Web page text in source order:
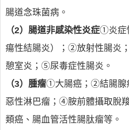
腸道念珠菌病。
（2）腸道非感染性炎症①炎症
瘍性結腸炎）；②放射性腸炎
憩室炎；⑤尿毒症性腸炎。
（3）腫瘤①大腸癌；②結腸腺
惡性淋巴瘤；④胺前體攝取脫
類癌、腸血管活性腸肽瘤等。